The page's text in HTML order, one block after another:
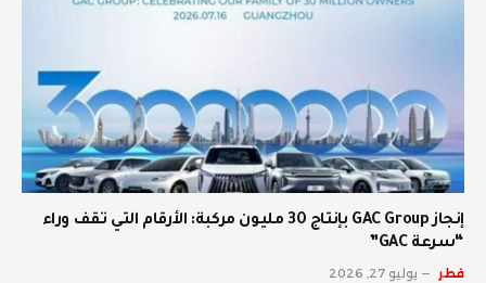
إنجاز GAC Group بإنتاج 30 مليون مركبة: الأرقام التي تقف وراء
“سرعة GAC”
قطر يوليو 27, 2026